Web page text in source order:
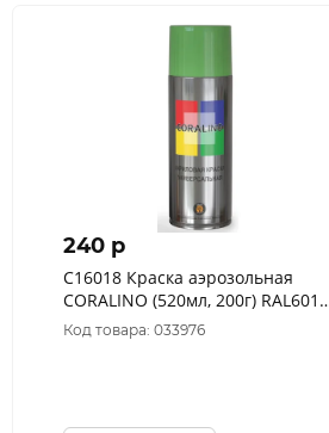
240 p
C16018 Краска аэрозольная
CORALINO (520мл, 200г) RAL6018
Жёлто-зеленый
Код товара: 033976